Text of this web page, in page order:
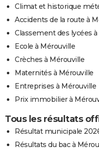
Climat et historique
Accidents de la route à
Classement des lycées
Ecole à Mérouville
Crèches à Mérouville
Maternités à Mérouville
Entreprises à Mérouville
Prix immobilier à
Tous les résultats
Résultat municipale
Résultats du bac à